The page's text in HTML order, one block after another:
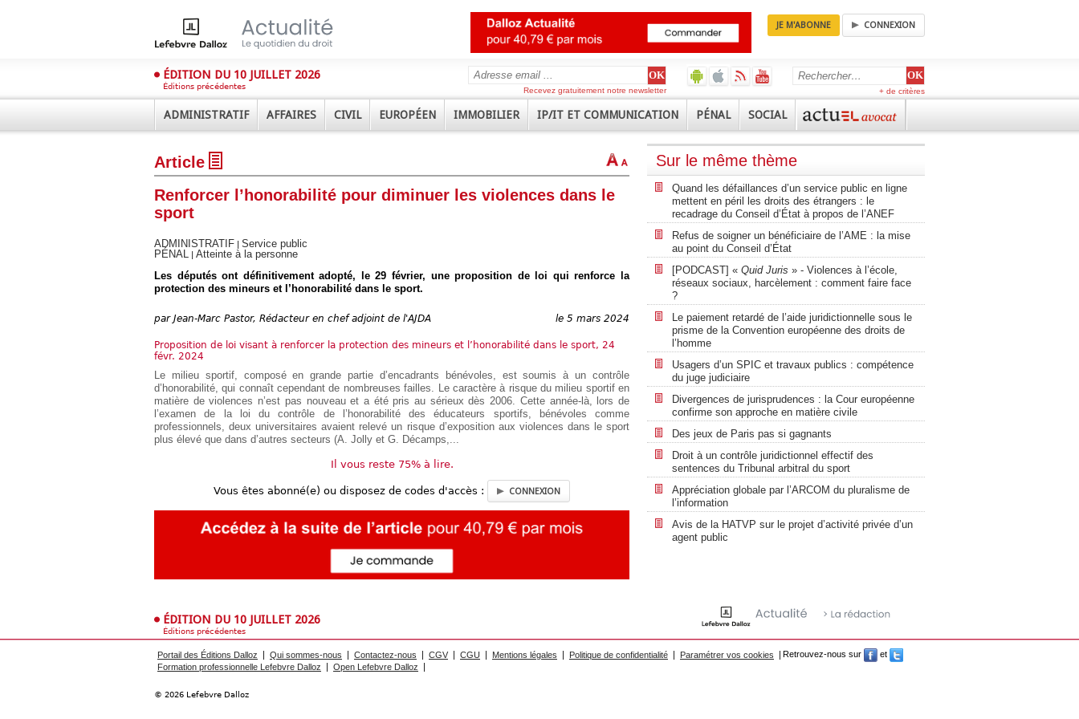
JE M'ABONNE CONNEXION
ÉDITION DU 10 JUILLET 2026
Éditions précédentes
+ de critères
Recevez gratuitement notre newsletter
ADMINISTRATIF AFFAIRES CIVIL EUROPÉEN IMMOBILIER IP/IT ET COMMUNICATION PÉNAL SOCIAL
Article
Renforcer l’honorabilité pour diminuer les violences dans le
sport
ADMINISTRATIF Service public
PÉNAL Atteinte à la personne
Les députés ont définitivement adopté, le 29 février, une proposition de loi qui renforce la
protection des mineurs et l’honorabilité dans le sport.
par Jean-Marc Pastor, Rédacteur en chef adjoint de l'AJDA le 5 mars 2024
Proposition de loi visant à renforcer la protection des mineurs et l’honorabilité dans le sport, 24
févr. 2024
Le milieu sportif, composé en grande partie d’encadrants bénévoles, est soumis à un contrôle
d’honorabilité, qui connaît cependant de nombreuses failles. Le caractère à risque du milieu sportif en
matière de violences n’est pas nouveau et a été pris au sérieux dès 2006. Cette année-là, lors de
l’examen de la loi du contrôle de l’honorabilité des éducateurs sportifs, bénévoles comme
professionnels, deux universitaires avaient relevé un risque d’exposition aux violences dans le sport
plus élevé que dans d’autres secteurs (A. Jolly et G. Décamps,...
Il vous reste 75% à lire.
Vous êtes abonné(e) ou disposez de codes d'accès : CONNEXION
Sur le même thème
Quand les défaillances d’un service public en ligne
mettent en péril les droits des étrangers : le
recadrage du Conseil d’État à propos de l’ANEF
Refus de soigner un bénéficiaire de l’AME : la mise
au point du Conseil d’État
[PODCAST] « Quid Juris » - Violences à l’école,
réseaux sociaux, harcèlement : comment faire face
?
Le paiement retardé de l’aide juridictionnelle sous le
prisme de la Convention européenne des droits de
l’homme
Usagers d’un SPIC et travaux publics : compétence
du juge judiciaire
Divergences de jurisprudences : la Cour européenne
confirme son approche en matière civile
Des jeux de Paris pas si gagnants
Droit à un contrôle juridictionnel effectif des
sentences du Tribunal arbitral du sport
Appréciation globale par l’ARCOM du pluralisme de
l’information
Avis de la HATVP sur le projet d’activité privée d’un
agent public
ÉDITION DU 10 JUILLET 2026
Éditions précédentes
Portail des Éditions Dalloz Qui sommes-nous Contactez-nous CGV CGU Mentions légales Politique de confidentialité Paramétrer vos cookies Retrouvez-nous sur
et
Formation professionnelle Lefebvre Dalloz
Open Lefebvre Dalloz
© 2026 Lefebvre Dalloz